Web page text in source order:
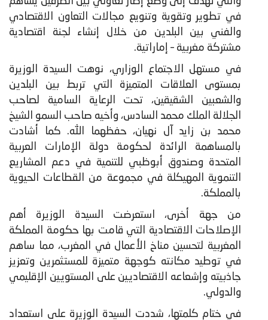
في تطوير وتقوية وتنويع مجالات التعاون الاقتصادي
والفني بين البلدين من خلال إنشاء لجنة اقتصادية
مشتركة مغربية – إماراتية.
في مستهل الاجتماع الوزاري، نوهت السيدة الوزيرة
بمستوى العلاقات المتميزة التي تربط بين البلدين
والشعبين الشقيقين، تحت الرعاية السامية لصاحب
الجلالة الملك محمد السادس، وأخيه صاحب السمو الشيخ
محمد بن زايد آل نهيان، حفظهما الله. كما أشادت
بالمساهمة الرائدة لحكومة دولة الإمارات العربية
المتحدة وصندوق أبوظبي للتنمية في دعم المشاريع
التنموية المهيكلة في مجموعة من القطاعات الحيوية
بالمملكة.
من جهة أخرى، استعرضت السيدة الوزيرة أهم
الإصلاحات الاقتصادية التي قامت بها حكومة المملكة
المغربية لتحسين مناخ الأعمال في المغرب، مما ساهم
في توطيد مكانته كوجهة متميزة للمستثمرين وتعزيز
جاذبيته وإشعاعه الاقتصاديين على المستويين الإقليمي
والدولي.
في ختام كلمتها، شددت السيدة الوزيرة على استعداد